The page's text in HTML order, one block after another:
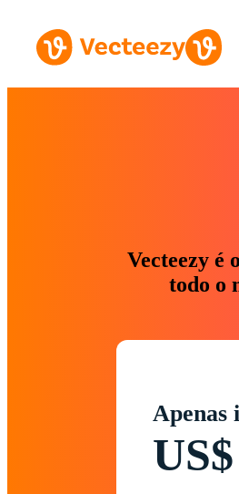
Vecteezy é
todo o
Apenas